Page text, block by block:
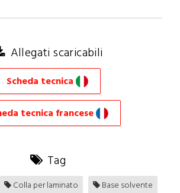
Allegati scaricabili
Scheda tecnica
tecnica francese
Tag
Colla per laminato Base solvente